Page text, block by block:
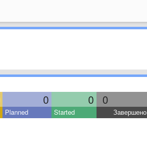
0 0 0
Planned Started Завершено